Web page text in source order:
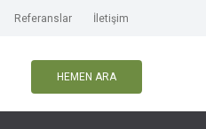
Referanslar İletişim
HEMEN ARA